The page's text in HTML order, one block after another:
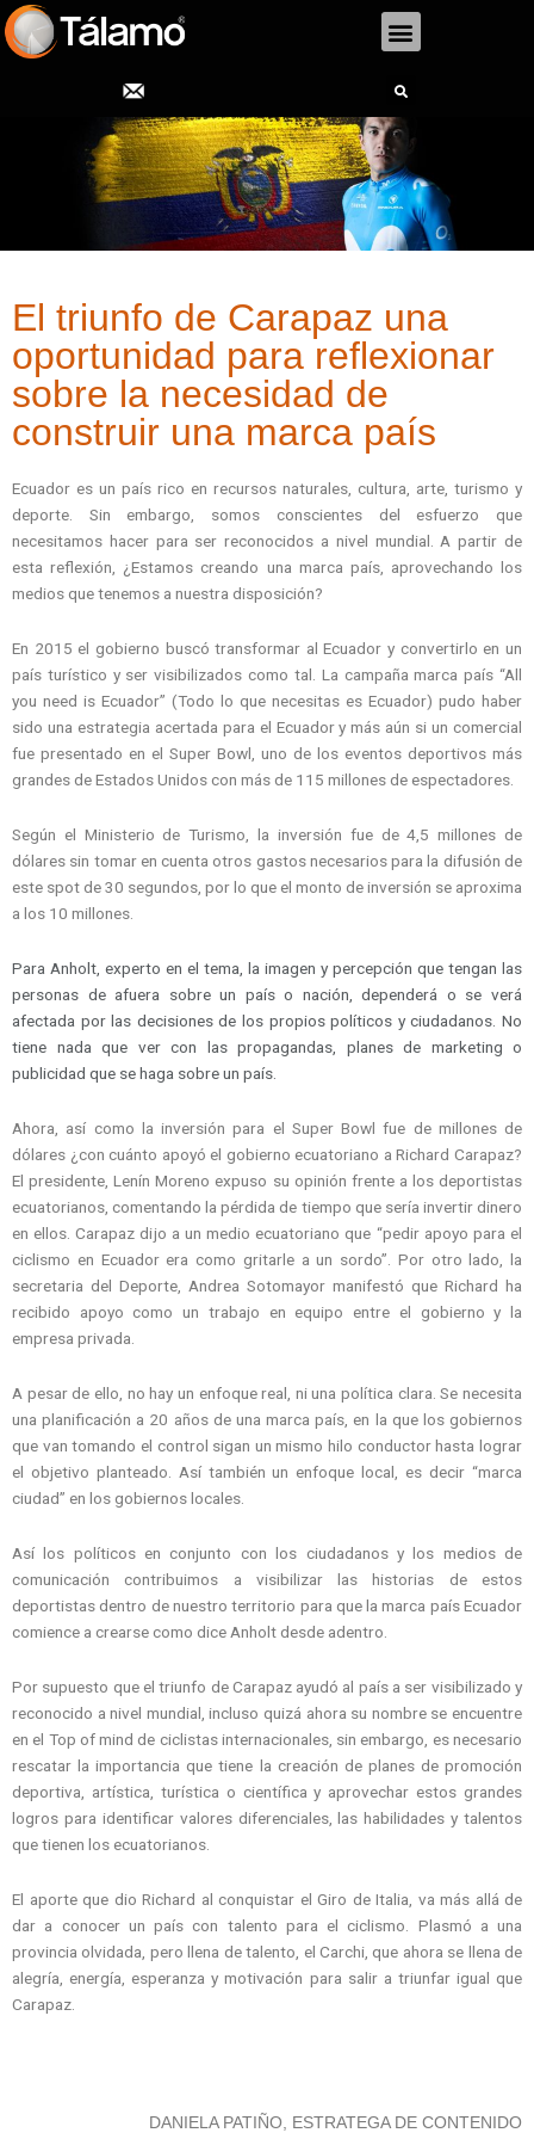
Menu
Search
El triunfo de Carapaz una
oportunidad para reflexionar
sobre la necesidad de
construir una marca país
Ecuador es un país rico en recursos naturales, cultura, arte, turismo y
deporte. Sin embargo, somos conscientes del esfuerzo que
necesitamos hacer para ser reconocidos a nivel mundial. A partir de
esta reflexión, ¿Estamos creando una marca país, aprovechando los
medios que tenemos a nuestra disposición?
En 2015 el gobierno buscó transformar al Ecuador y convertirlo en un
país turístico y ser visibilizados como tal. La campaña marca país “All
you need is Ecuador” (Todo lo que necesitas es Ecuador) pudo haber
sido una estrategia acertada para el Ecuador y más aún si un comercial
fue presentado en el Super Bowl, uno de los eventos deportivos más
grandes de Estados Unidos con más de 115 millones de espectadores.
Según el Ministerio de Turismo, la inversión fue de 4,5 millones de
dólares sin tomar en cuenta otros gastos necesarios para la difusión de
este spot de 30 segundos, por lo que el monto de inversión se aproxima
a los 10 millones.
Para Anholt, experto en el tema, la imagen y percepción que tengan las
personas de afuera sobre un país o nación, dependerá o se verá
afectada por las decisiones de los propios políticos y ciudadanos. No
tiene nada que ver con las propagandas, planes de marketing o
publicidad que se haga sobre un país.
Ahora, así como la inversión para el Super Bowl fue de millones de
dólares ¿con cuánto apoyó el gobierno ecuatoriano a Richard Carapaz?
El presidente, Lenín Moreno expuso su opinión frente a los deportistas
ecuatorianos, comentando la pérdida de tiempo que sería invertir dinero
en ellos. Carapaz dijo a un medio ecuatoriano que “pedir apoyo para el
ciclismo en Ecuador era como gritarle a un sordo”. Por otro lado, la
secretaria del Deporte, Andrea Sotomayor manifestó que Richard ha
recibido apoyo como un trabajo en equipo entre el gobierno y la
empresa privada.
A pesar de ello, no hay un enfoque real, ni una política clara. Se necesita
una planificación a 20 años de una marca país, en la que los gobiernos
que van tomando el control sigan un mismo hilo conductor hasta lograr
el objetivo planteado. Así también un enfoque local, es decir “marca
ciudad” en los gobiernos locales.
Así los políticos en conjunto con los ciudadanos y los medios de
comunicación contribuimos a visibilizar las historias de estos
deportistas dentro de nuestro territorio para que la marca país Ecuador
comience a crearse como dice Anholt desde adentro.
Por supuesto que el triunfo de Carapaz ayudó al país a ser visibilizado y
reconocido a nivel mundial, incluso quizá ahora su nombre se encuentre
en el Top of mind de ciclistas internacionales, sin embargo, es necesario
rescatar la importancia que tiene la creación de planes de promoción
deportiva, artística, turística o científica y aprovechar estos grandes
logros para identificar valores diferenciales, las habilidades y talentos
que tienen los ecuatorianos.
El aporte que dio Richard al conquistar el Giro de Italia, va más allá de
dar a conocer un país con talento para el ciclismo. Plasmó a una
provincia olvidada, pero llena de talento, el Carchi, que ahora se llena de
alegría, energía, esperanza y motivación para salir a triunfar igual que
Carapaz.
DANIELA PATIÑO, ESTRATEGA DE CONTENIDO